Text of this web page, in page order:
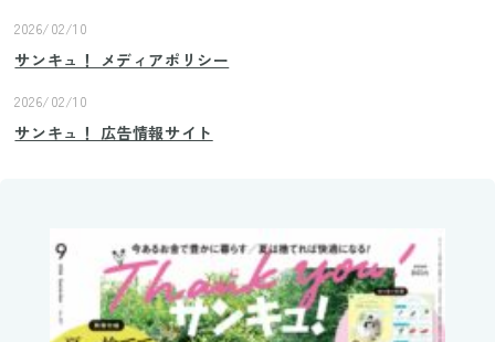
2026/02/10
サンキュ！ メディアポリシー
2026/02/10
サンキュ！ 広告情報サイト